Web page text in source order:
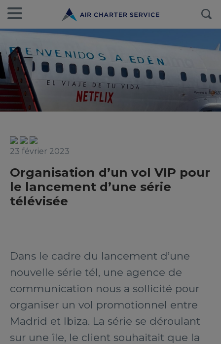
23 février 2023
Organisation d’un vol VIP pour
le lancement d’une série
télévisée
Dans le cadre du lancement d’une
nouvelle série tél, une agence de
communication nous a sollicité pour
organiser un vol promotionnel entre
Madrid et Ibiza. La série se déroulant
sur une île, le client souhaitait que la